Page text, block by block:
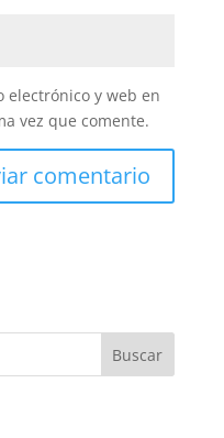
electrónico y web en
vez que comente.